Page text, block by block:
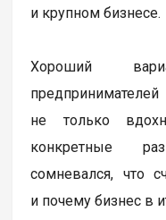
и крупном бизнесе.
Хороший
не только
конкретные
сомневался, что
и почему бизнес в